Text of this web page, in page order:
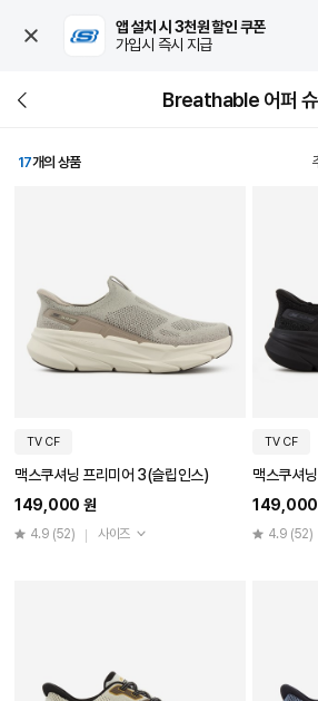
앱 설치 시 3천원 할인 쿠폰
가입시 즉시 지급
Breathable 어퍼
17개의 상품
TV CF
맥스쿠셔닝 프리미어 3(슬립인스)
149,000 원
4.9 (52) 사이즈
TV CF
맥스쿠셔
149,000
4.9 (52)